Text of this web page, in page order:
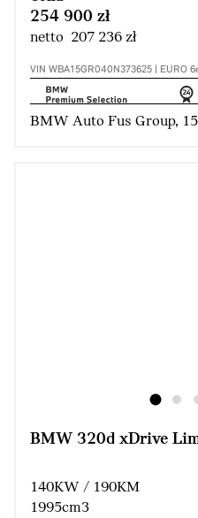
254 900 zł
netto 207 236 zł
VIN WBA15GR040N373625 | EURO
BMW Auto Fus Group,
BMW 320d xDrive
140KW / 190KM
1995cm3